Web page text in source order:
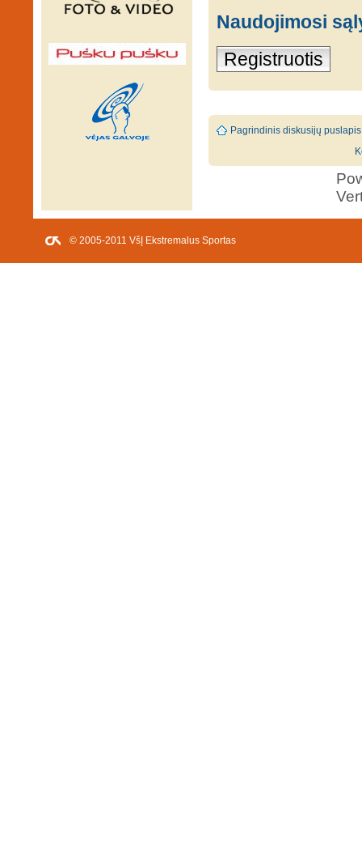
Naudojimosi
Registruotis
Pagrindinis diskusijų puslapis
© 2005-2011 VšĮ Ekstremalus Sportas